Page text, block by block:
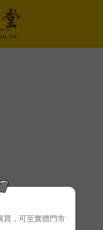
買，可至實體門市